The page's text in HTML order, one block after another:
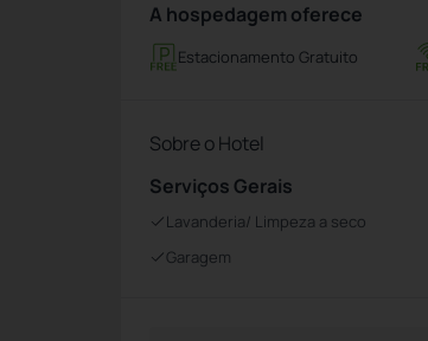
A hospedagem oferece
Estacionamento Gratuito
Sobre o Hotel
Serviços Gerais
Lavanderia/ Limpeza a seco
Garagem